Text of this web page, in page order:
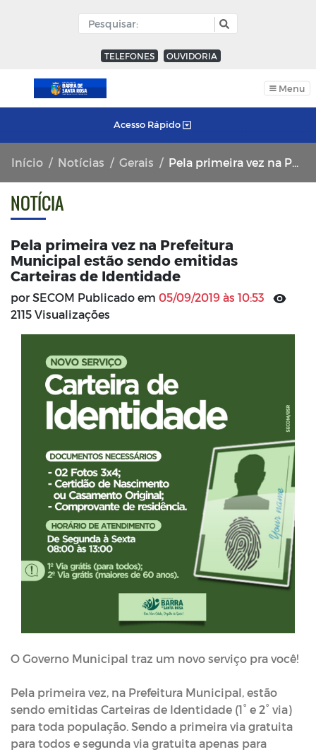
TELEFONES OUVIDORIA
Menu
Acesso Rápido
Início Notícias Gerais Pela primeira vez na Prefeitura Municipal estão sendo emitidas Carteiras de Identidade
NOTÍCIA
Pela primeira vez na Prefeitura
Municipal estão sendo emitidas
Carteiras de Identidade
por SECOM Publicado em 05/09/2019 às 10:53
2115 Visualizações
O Governo Municipal traz um novo serviço pra você!
Pela primeira vez, na Prefeitura Municipal, estão
sendo emitidas Carteiras de Identidade (1° e 2° via)
para toda população. Sendo a primeira via gratuita
para todos e segunda via gratuita apenas para